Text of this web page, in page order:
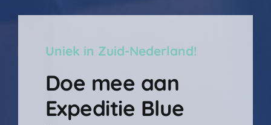
Uniek in Zuid-Nederland!
Doe mee aan
Expeditie Blue